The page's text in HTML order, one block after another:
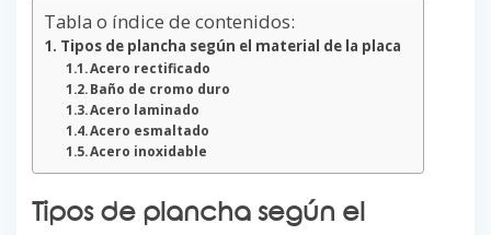
Tabla o índice de contenidos:
Tipos de plancha según el material de la placa
Acero rectificado
Baño de cromo duro
Acero laminado
Acero esmaltado
Acero inoxidable
Tipos de plancha según el